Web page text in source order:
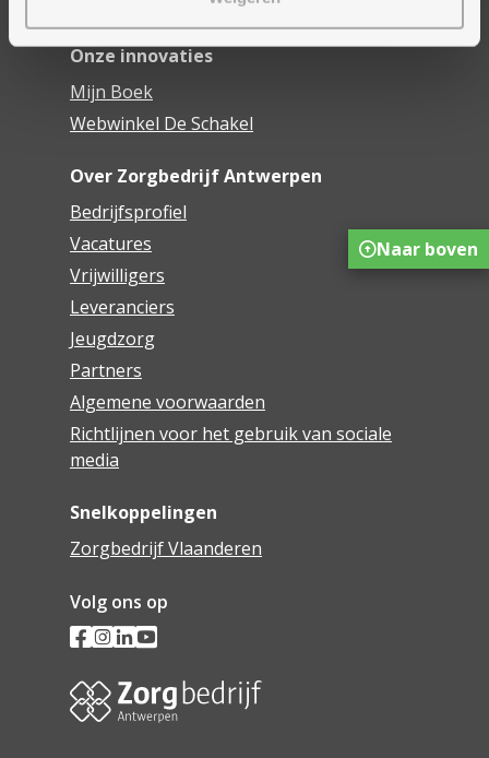
Onze innovaties
Mijn Boek
Webwinkel De Schakel
Over Zorgbedrijf Antwerpen
Bedrijfsprofiel
Vacatures
Vrijwilligers
Leveranciers
Jeugdzorg
Partners
Algemene voorwaarden
Richtlijnen voor het gebruik van sociale
media
Snelkoppelingen
Zorgbedrijf Vlaanderen
Volg ons op
Naar boven